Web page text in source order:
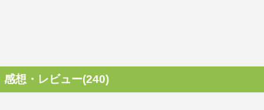
感想・レビュー(240)